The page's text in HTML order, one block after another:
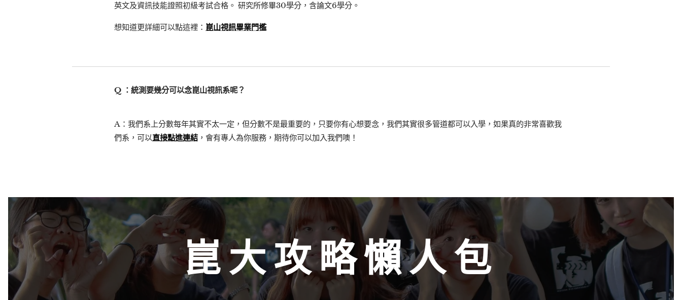
英文及資訊技能證照初級考試合格。 研究所修畢30學分，含論文6學分。
想知道更詳細可以點這裡： 崑山視訊畢業門檻
Q ：統測要幾分可以念崑山視訊系呢？
A：我們系上分數每年其實不太一定，但分數不是最重要的，只要你有心想要念，我們其實很多管道都可以入學，如果真的非常喜歡我
們系，可以直接點進連結，會有專人為你服務，期待你可以加入我們噢！
崑大攻略懶人包